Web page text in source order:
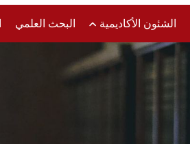
الشئون الأكاديمية البحث العلمي